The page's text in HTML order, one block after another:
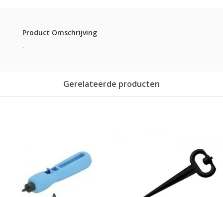
Product Omschrijving
-
Gerelateerde producten